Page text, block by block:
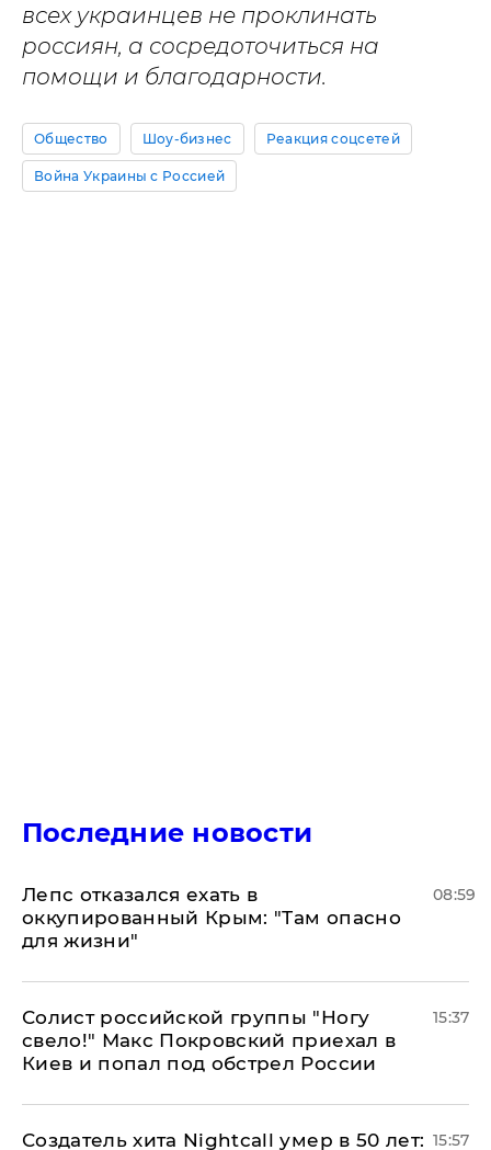
всех украинцев не проклинать
россиян, а сосредоточиться на
помощи и благодарности.
Общество Шоу-бизнес Реакция соцсетей
Война Украины с Россией
Последние новости
Лепс отказался ехать в
оккупированный Крым: "Там опасно
для жизни"
08:59
Солист российской группы "Ногу
свело!" Макс Покровский приехал в
Киев и попал под обстрел России
15:37
Создатель хита Nightcall умер в 50 лет: 15:57